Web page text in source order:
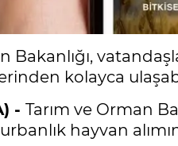
Bakanlığı,
kolayca
- Tarım ve Orman
hayvan